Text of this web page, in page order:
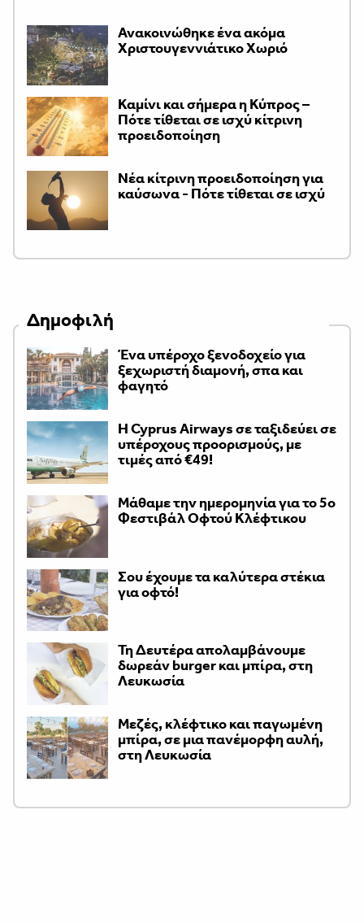
Ανακοινώθηκε ένα ακόμα
Χριστουγεννιάτικο Χωριό
Καμίνι και σήμερα η Κύπρος –
Πότε τίθεται σε ισχύ κίτρινη
προειδοποίηση
Νέα κίτρινη προειδοποίηση για
καύσωνα - Πότε τίθεται σε ισχύ
Δημοφιλή
Ένα υπέροχο ξενοδοχείο για
ξεχωριστή διαμονή, σπα και
φαγητό
H Cyprus Airways σε ταξιδεύει σε
υπέροχους προορισμούς, με
τιμές από €49!
Μάθαμε την ημερομηνία για το 5ο
Φεστιβάλ Οφτού Κλέφτικου
Σου έχουμε τα καλύτερα στέκια
για οφτό!
Τη Δευτέρα απολαμβάνουμε
δωρεάν burger και μπίρα, στη
Λευκωσία
Μεζές, κλέφτικο και παγωμένη
μπίρα, σε μια πανέμορφη αυλή,
στη Λευκωσία